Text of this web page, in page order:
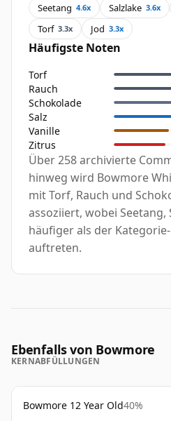
Seetang 4.6x Salzlake 3.6x
Torf 3.3x Jod 3.3x
Häufigste Noten
Torf
Rauch
Schokolade
Salz
Vanille
Zitrus
Über 258 archivierte
hinweg wird Bowmore
mit Torf, Rauch und
assoziiert, wobei
häufiger als der
auftreten.
Ebenfalls von Bowmore
KERNABFÜLLUNGEN
Bowmore 12 Year Old40%